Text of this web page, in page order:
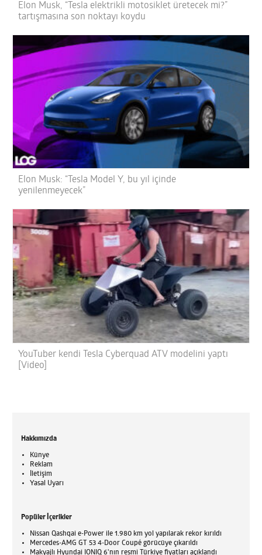
Elon Musk, “Tesla elektrikli motosiklet üretecek mi?”
tartışmasına son noktayı koydu
Elon Musk: “Tesla Model Y, bu yıl içinde
yenilenmeyecek”
YouTuber kendi Tesla Cyberquad ATV modelini yaptı
[Video]
Hakkımızda
Künye
Reklam
İletişim
Yasal Uyarı
Popüler İçerikler
Nissan Qashqai e-Power ile 1.980 km yol yapılarak rekor kırıldı
Mercedes-AMG GT 53 4-Door Coupé görücüye çıkarıldı
Makyajlı Hyundai IONIQ 6'nın resmi Türkiye fiyatları açıklandı